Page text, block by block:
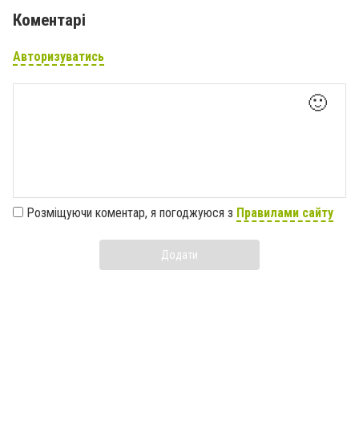
Коментарі
Авторизуватись
🙂
Розміщуючи коментар, я погоджуюся з Правилами сайту
Додати